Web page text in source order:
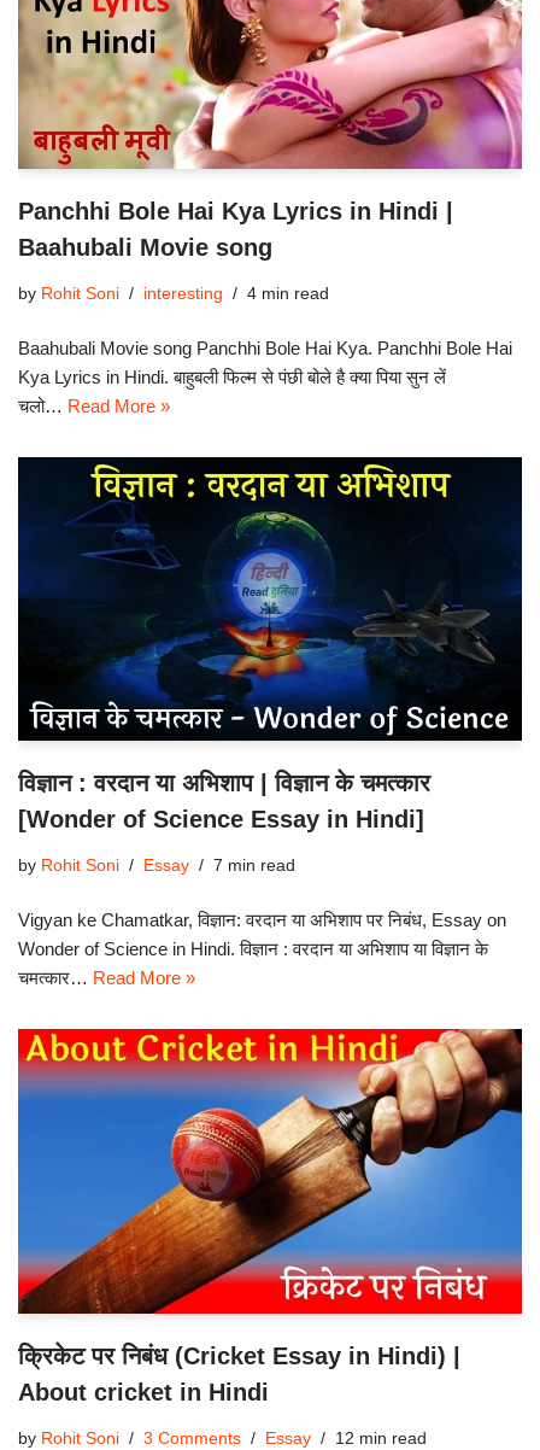
Panchhi Bole Hai Kya Lyrics in Hindi |
Baahubali Movie song
by Rohit Soni interesting 4 min read
Baahubali Movie song Panchhi Bole Hai Kya. Panchhi Bole Hai
Kya Lyrics in Hindi. बाहुबली फिल्म से पंछी बोले है क्या पिया सुन लें
चलो… Read More »
विज्ञान : वरदान या अभिशाप | विज्ञान के चमत्कार
[Wonder of Science Essay in Hindi]
by Rohit Soni Essay 7 min read
Vigyan ke Chamatkar, विज्ञान: वरदान या अभिशाप पर निबंध, Essay on
Wonder of Science in Hindi. विज्ञान : वरदान या अभिशाप या विज्ञान के
चमत्कार… Read More »
क्रिकेट पर निबंध (Cricket Essay in Hindi) |
About cricket in Hindi
by Rohit Soni 3 Comments Essay 12 min read